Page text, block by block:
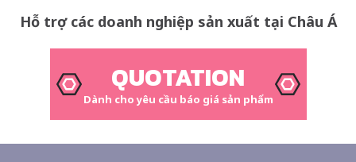
Hỗ trợ các doanh nghiệp sản xuất tại Châu Á
QUOTATION
Dành cho yêu cầu báo giá sản phẩm